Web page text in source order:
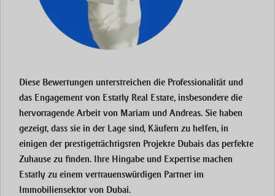
Diese Bewertungen unterstreichen die Professionalität und
das Engagement von Estatly Real Estate, insbesondere die
hervorragende Arbeit von Mariam und Andreas. Sie haben
gezeigt, dass sie in der Lage sind, Käufern zu helfen, in
einigen der prestigeträchtigsten Projekte Dubais das perfekte
Zuhause zu finden. Ihre Hingabe und Expertise machen
Estatly zu einem vertrauenswürdigen Partner im
Immobiliensektor von Dubai.